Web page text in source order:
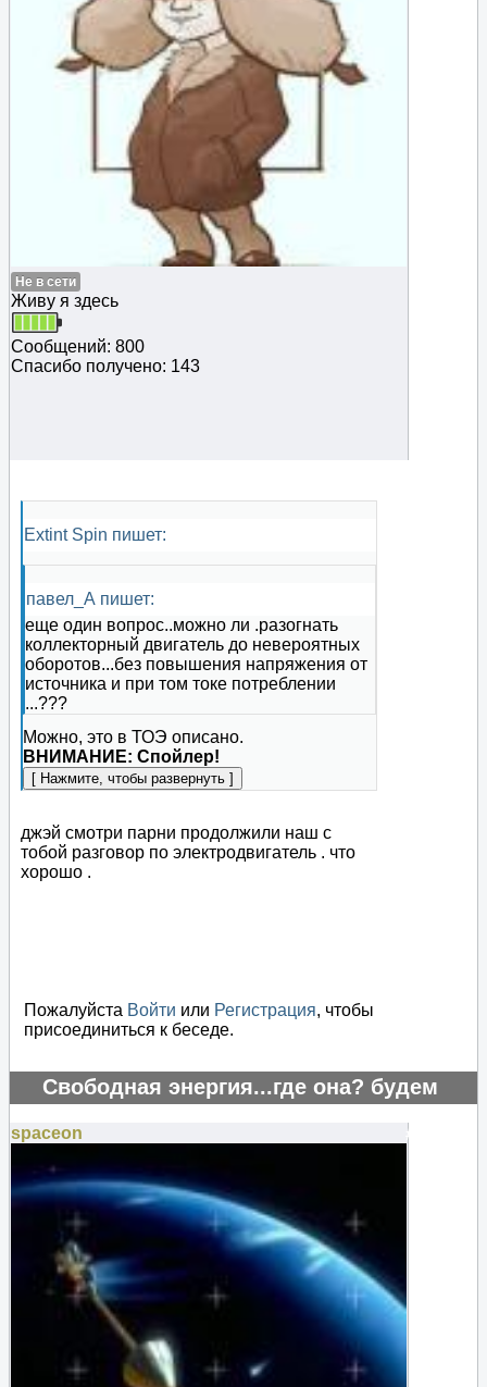
Не в сети
Живу я здесь
Сообщений: 800
Спасибо получено: 143
Extint Spin пишет:
павел_А пишет:
еще один вопрос..можно ли .разогнать
коллекторный двигатель до невероятных
оборотов...без повышения напряжения от
источника и при том токе потреблении
...???
Можно, это в ТОЭ описано.
ВНИМАНИЕ: Спойлер!
джэй смотри парни продолжили наш с
тобой разговор по электродвигатель . что
хорошо .
Пожалуйста Войти или Регистрация, чтобы
присоединиться к беседе.
Свободная энергия...где она? будем
искать..
#125893
spaceon